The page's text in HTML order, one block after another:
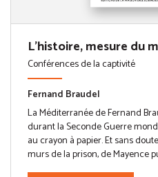
L'histoire, mesure du
Conférences de la captivité
Fernand Braudel
La Méditerranée de Fernand
durant la Seconde Guerre
au crayon à papier. Et sans
murs de la prison, de Mayence